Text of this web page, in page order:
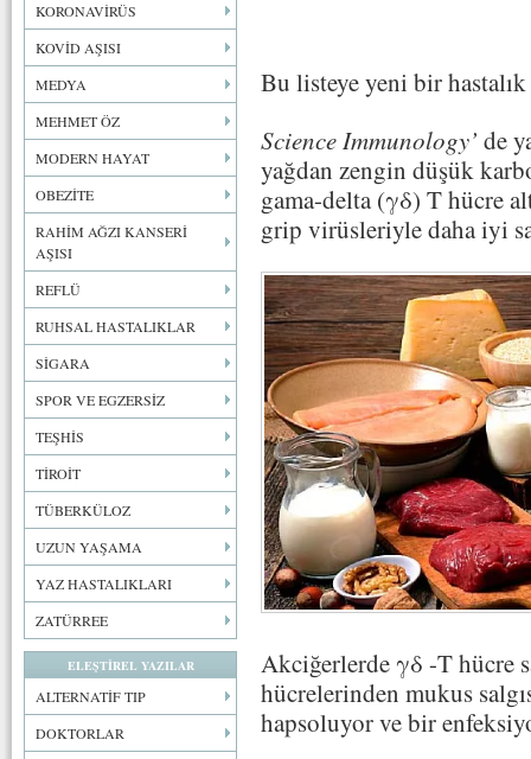
KORONAVİRÜS
KOVİD AŞISI
MEDYA
MEHMET ÖZ
MODERN HAYAT
OBEZİTE
RAHİM AĞZI KANSERİ
AŞISI
REFLÜ
RUHSAL HASTALIKLAR
SİGARA
SPOR VE EGZERSİZ
TEŞHİS
TİROİT
TÜBERKÜLOZ
UZUN YAŞAMA
YAZ HASTALIKLARI
ZATÜRREE
ELEŞTİREL YAZILAR
ALTERNATİF TIP
DOKTORLAR
Bu listeye yeni bir
Science Immunology’ de
yağdan zengin düşük
gama-delta (γδ) T hücre
grip virüsleriyle daha iyi
Akciğerlerde γδ -T hücre
hücrelerinden mukus
hapsoluyor ve bir